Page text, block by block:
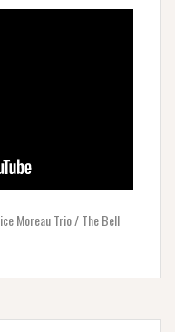
Moreau Trio / The Bell